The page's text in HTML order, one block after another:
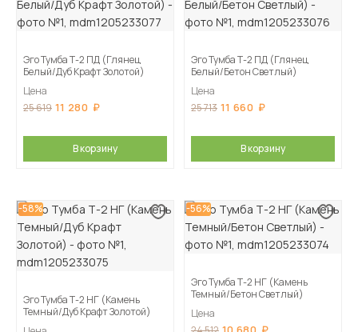
Эго Тумба Т-2 ПД (Глянец
Белый/Дуб Крафт Золотой)
Цена
25 619 11 280
В корзину
Эго Тумба Т-2 ПД (Глянец
Белый/Бетон Светлый)
Цена
25 713 11 660
В корзину
-58%
Эго Тумба Т-2 НГ (Камень
Темный/Дуб Крафт Золотой)
-56%
Эго Тумба Т-2 НГ (Камень
Темный/Бетон Светлый)
Цена